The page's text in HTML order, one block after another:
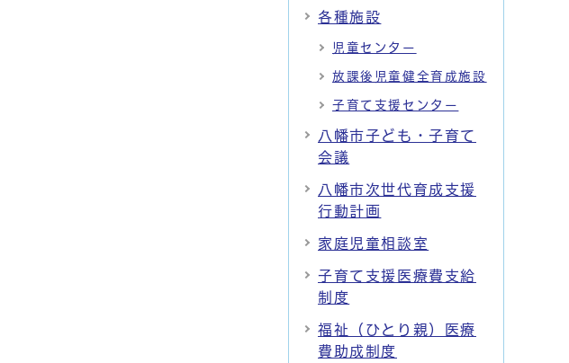
各種施設
児童センター
放課後児童健全育成施設
子育て支援センター
八幡市子ども・子育て
会議
八幡市次世代育成支援
行動計画
家庭児童相談室
子育て支援医療費支給
制度
福祉（ひとり親）医療
費助成制度